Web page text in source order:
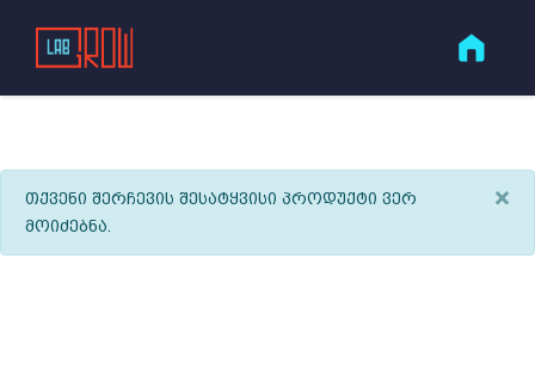
თქვენი შერჩევის შესატყვისი პროდუქტი ვერ
მოიძებნა.
×